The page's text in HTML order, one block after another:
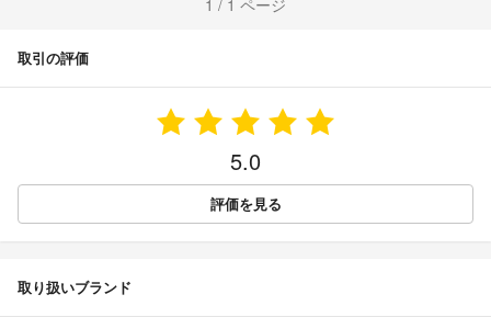
取引の評価
5.0
評価を見る
取り扱いブランド